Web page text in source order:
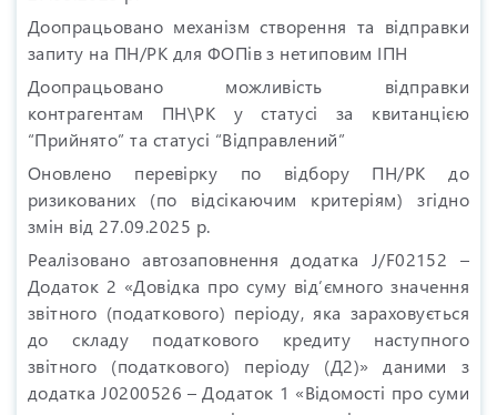
Доопрацьовано механізм створення та відправки
запиту на ПН/РК для ФОПів з нетиповим ІПН
Доопрацьовано можливість відправки
контрагентам ПН\РК у статусі за квитанцією
“Прийнято” та статусі “Відправлений”
Оновлено перевірку по відбору ПН/РК до
ризикованих (по відсікаючим критеріям) згідно
змін від 27.09.2025 р.
Реалізовано автозаповнення додатка J/F02152 –
Додаток 2 «Довідка про суму від’ємного значення
звітного (податкового) періоду, яка зараховується
до складу податкового кредиту наступного
звітного (податкового) періоду (Д2)» даними з
додатка J0200526 – Додаток 1 «Відомості про суми